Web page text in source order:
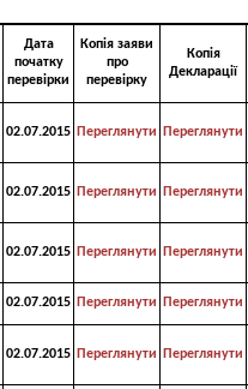
Дата
початку
перевірки
Копія заяви
про
перевірку
Копія
Декларації
02.07.2015 Переглянути Переглянути
02.07.2015 Переглянути Переглянути
02.07.2015 Переглянути Переглянути
02.07.2015 Переглянути Переглянути
02.07.2015 Переглянути Переглянути